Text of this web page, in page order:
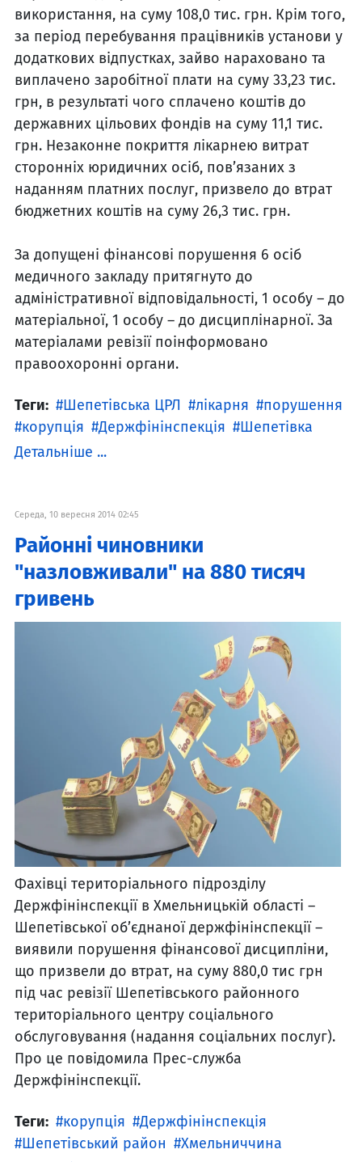
використання, на суму 108,0 тис. грн. Крім того,
за період перебування працівників установи у
додаткових відпустках, зайво нараховано та
виплачено заробітної плати на суму 33,23 тис.
грн, в результаті чого сплачено коштів до
державних цільових фондів на суму 11,1 тис.
грн. Незаконне покриття лікарнею витрат
сторонніх юридичних осіб, пов’язаних з
наданням платних послуг, призвело до втрат
бюджетних коштів на суму 26,3 тис. грн.
За допущені фінансові порушення 6 осіб
медичного закладу притягнуто до
адміністративної відповідальності, 1 особу – до
матеріальної, 1 особу – до дисциплінарної. За
матеріалами ревізії поінформовано
правоохоронні органи.
Теги: Шепетівська ЦРЛ лікарня
порушення
корупція
Держфінінспекція
Шепетівка
Детальніше ...
Середа, 10 вересня 2014 02:45
Районні чиновники
"назловживали" на 880 тисяч
гривень
Фахівці територіального підрозділу
Держфінінспекції в Хмельницькій області –
Шепетівської об’єднаної держфінінспекції –
виявили порушення фінансової дисципліни,
що призвели до втрат, на суму 880,0 тис грн
під час ревізії Шепетівського районного
територіального центру соціального
обслуговування (надання соціальних послуг).
Про це повідомила Прес-служба
Держфінінспекції.
Теги: корупція
Держфінінспекція
Шепетівський район
Хмельниччина